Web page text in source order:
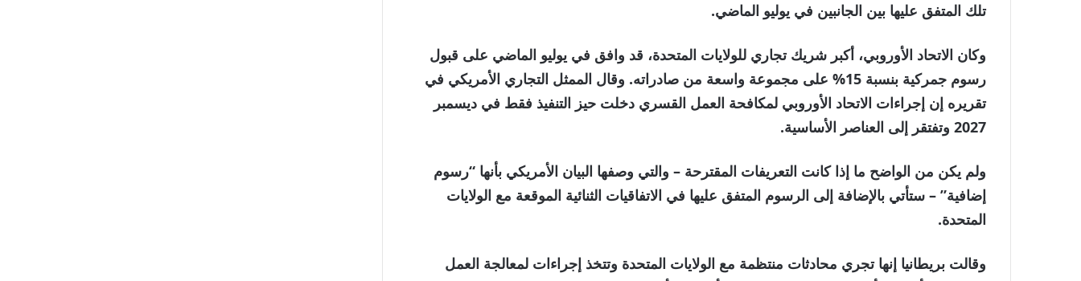
تلك المتفق عليها بين الجانبين في يوليو الماضي.
وكان الاتحاد الأوروبي، أكبر شريك تجاري للولايات المتحدة، قد وافق في يوليو الماضي على قبول
رسوم جمركية بنسبة 15% على مجموعة واسعة من صادراته. وقال الممثل التجاري الأمريكي في
تقريره إن إجراءات الاتحاد الأوروبي لمكافحة العمل القسري دخلت حيز التنفيذ فقط في ديسمبر
2027 وتفتقر إلى العناصر الأساسية.
ولم يكن من الواضح ما إذا كانت التعريفات المقترحة – والتي وصفها البيان الأمريكي بأنها “رسوم
إضافية” – ستأتي بالإضافة إلى الرسوم المتفق عليها في الاتفاقيات الثنائية الموقعة مع الولايات
المتحدة.
وقالت بريطانيا إنها تجري محادثات منتظمة مع الولايات المتحدة وتتخذ إجراءات لمعالجة العمل